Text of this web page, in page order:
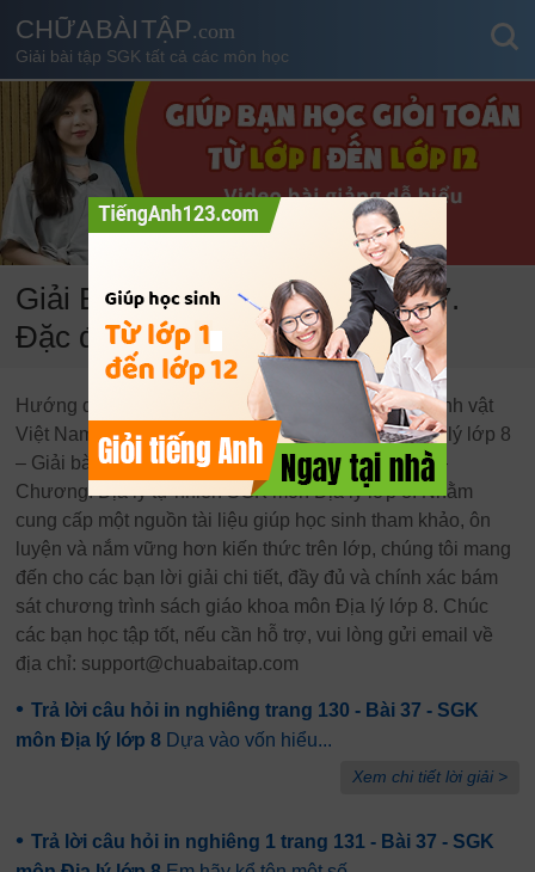
CHỮA BÀI TẬP.com
Giải bài tập SGK tất cả các môn học
Giải Bài tập SGK Địa lý 8 Bài 37.
Đặc điểm sinh vật Việt Nam
Hướng dẫn giải chi tiết bài tập Bài 37. Đặc điểm sinh vật
Việt Nam – Chương: Địa lý tự nhiên SGK môn Địa lý lớp 8
– Giải bài tập Bài 37. Đặc điểm sinh vật Việt Nam –
Chương: Địa lý tự nhiên SGK môn Địa lý lớp 8. Nhằm
cung cấp một nguồn tài liệu giúp học sinh tham khảo, ôn
luyện và nắm vững hơn kiến thức trên lớp, chúng tôi mang
đến cho các bạn lời giải chi tiết, đầy đủ và chính xác bám
sát chương trình sách giáo khoa môn Địa lý lớp 8. Chúc
các bạn học tập tốt, nếu cần hỗ trợ, vui lòng gửi email về
địa chỉ: support@chuabaitap.com
• Trả lời câu hỏi in nghiêng trang 130 - Bài 37 - SGK
môn Địa lý lớp 8 Dựa vào vốn hiểu...
Xem chi tiết lời giải >
• Trả lời câu hỏi in nghiêng 1 trang 131 - Bài 37 - SGK